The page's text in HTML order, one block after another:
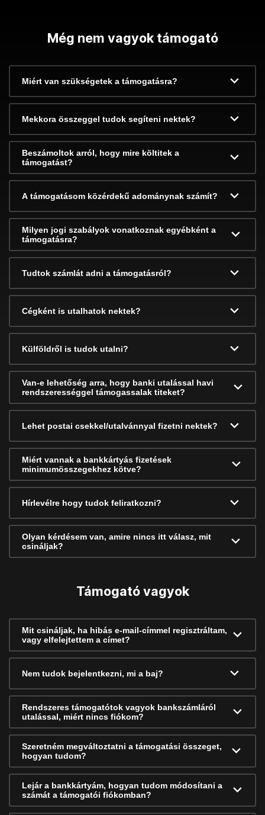
Még nem vagyok támogató
Miért van szükségetek a támogatásra?
Mekkora összeggel tudok segíteni nektek?
Beszámoltok arról, hogy mire költitek a
támogatást?
A támogatásom közérdekű adománynak számít?
Milyen jogi szabályok vonatkoznak egyébként a
támogatásra?
Tudtok számlát adni a támogatásról?
Cégként is utalhatok nektek?
Külföldről is tudok utalni?
Van-e lehetőség arra, hogy banki utalással havi
rendszerességgel támogassalak titeket?
Lehet postai csekkel/utalvánnyal fizetni nektek?
Miért vannak a bankkártyás fizetések
minimumösszegekhez kötve?
Hírlevélre hogy tudok feliratkozni?
Olyan kérdésem van, amire nincs itt válasz, mit
csináljak?
Támogató vagyok
Mit csináljak, ha hibás e-mail-címmel regisztráltam,
vagy elfelejtettem a címet?
Nem tudok bejelentkezni, mi a baj?
Rendszeres támogatótok vagyok bankszámláról
utalással, miért nincs fiókom?
Szeretném megváltoztatni a támogatási összeget,
hogyan tudom?
Lejár a bankkártyám, hogyan tudom módosítani a
számát a támogatói fiókomban?